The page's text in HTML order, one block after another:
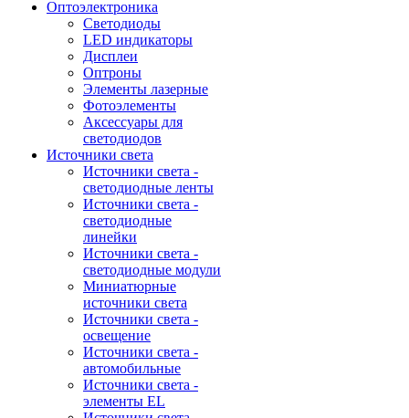
Oптоэлектроника
Светодиоды
LED индикаторы
Дисплеи
Оптроны
Элементы лазерные
Фотоэлементы
Аксессуары для
светодиодов
Источники света
Источники света -
светодиодные ленты
Источники света -
светодиодные
линейки
Источники света -
светодиодные модули
Миниатюрные
источники света
Источники света -
освещение
Источники света -
автомобильные
Источники света -
элементы EL